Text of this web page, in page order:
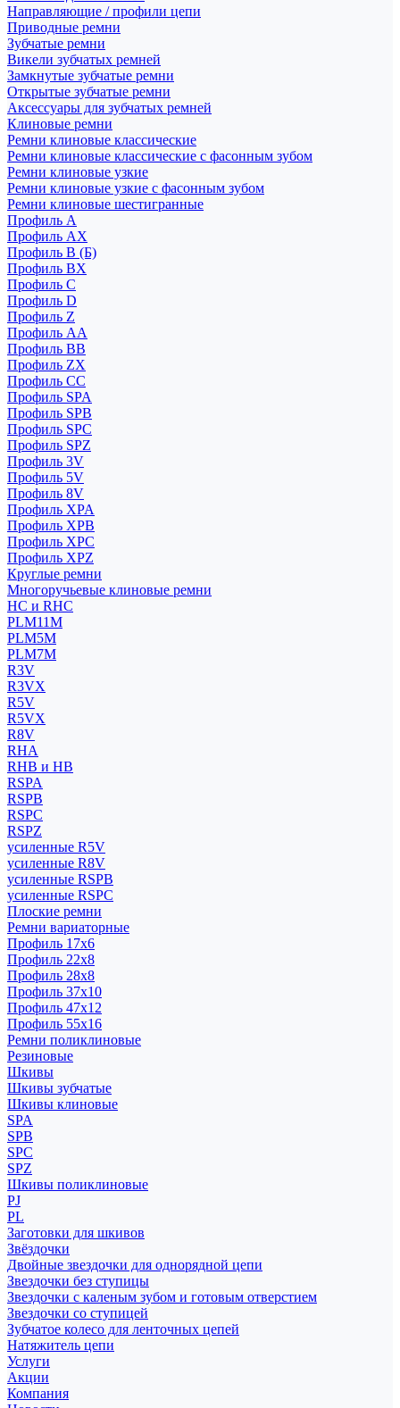
Направляющие / профили цепи
Приводные ремни
Зубчатые ремни
Викели зубчатых ремней
Замкнутые зубчатые ремни
Открытые зубчатые ремни
Аксессуары для зубчатых ремней
Клиновые ремни
Ремни клиновые классические
Ремни клиновые классические с фасонным зубом
Ремни клиновые узкие
Ремни клиновые узкие с фасонным зубом
Ремни клиновые шестигранные
Профиль A
Профиль AX
Профиль B (Б)
Профиль BX
Профиль C
Профиль D
Профиль Z
Профиль АА
Профиль BB
Профиль ZX
Профиль CC
Профиль SPA
Профиль SPB
Профиль SPC
Профиль SPZ
Профиль 3V
Профиль 5V
Профиль 8V
Профиль XPA
Профиль XPB
Профиль XPC
Профиль XPZ
Круглые ремни
Многоручьевые клиновые ремни
HC и RHC
PLM11M
PLM5M
PLM7M
R3V
R3VX
R5V
R5VX
R8V
RHA
RHB и HB
RSPA
RSPB
RSPC
RSPZ
усиленные R5V
усиленные R8V
усиленные RSPB
усиленные RSPC
Плоские ремни
Ремни вариаторные
Профиль 17x6
Профиль 22x8
Профиль 28x8
Профиль 37x10
Профиль 47x12
Профиль 55x16
Ремни поликлиновые
Резиновые
Шкивы
Шкивы зубчатые
Шкивы клиновые
SPA
SPB
SPC
SPZ
Шкивы поликлиновые
PJ
PL
Заготовки для шкивов
Звёздочки
Двойные звездочки для однорядной цепи
Звездочки без ступицы
Звездочки с каленым зубом и готовым отверстием
Звездочки со ступицей
Зубчатое колесо для ленточных цепей
Натяжитель цепи
Услуги
Акции
Компания